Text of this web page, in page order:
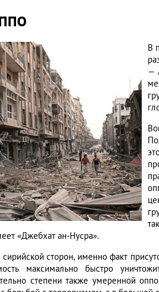
В
—
«Джебхат ан-Нусра».
сторон, именно факт
максимально быстро
степени также умеренной